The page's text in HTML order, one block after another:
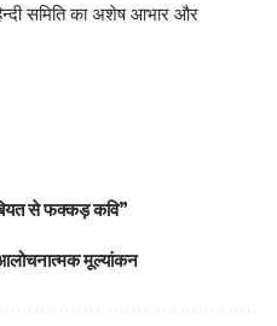
समिति का अशेष आभार और
से फक्कड़ कवि”
मूल्यांकन